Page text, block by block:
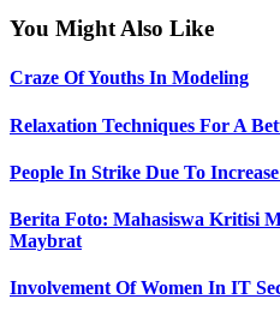
You Might Also Like
Craze Of Youths In Modeling
Relaxation Techniques For A
People In Strike Due To
Berita Foto: Mahasiswa Kritisi
Maybrat
Involvement Of Women In IT